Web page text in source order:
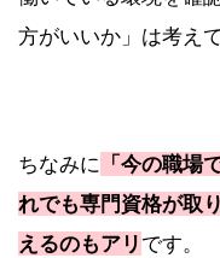
方がいいか」は考え
ちなみに 「今の職場
れでも専門資格が取
えるのもアリ です。